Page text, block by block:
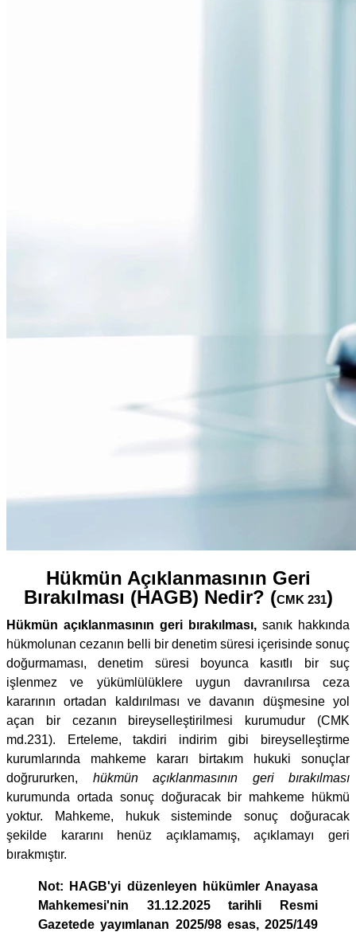
Hükmün Açıklanmasının Geri
Bırakılması (HAGB) Nedir? (CMK 231)
Hükmün açıklanmasının geri bırakılması, sanık hakkında
hükmolunan cezanın belli bir denetim süresi içerisinde sonuç
doğurmaması, denetim süresi boyunca kasıtlı bir suç
işlenmez ve yükümlülüklere uygun davranılırsa ceza
kararının ortadan kaldırılması ve davanın düşmesine yol
açan bir cezanın bireyselleştirilmesi kurumudur (CMK
md.231). Erteleme, takdiri indirim gibi bireyselleştirme
kurumlarında mahkeme kararı birtakım hukuki sonuçlar
doğrururken, hükmün açıklanmasının geri bırakılması
kurumunda ortada sonuç doğuracak bir mahkeme hükmü
yoktur. Mahkeme, hukuk sisteminde sonuç doğuracak
şekilde kararını henüz açıklamamış, açıklamayı geri
bırakmıştır.
Not: HAGB'yi düzenleyen hükümler Anayasa
Mahkemesi'nin 31.12.2025 tarihli Resmi
Gazetede yayımlanan 2025/98 esas, 2025/149